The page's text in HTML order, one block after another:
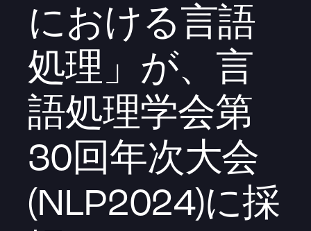
における言語
処理」が、言
語処理学会第
30回年次大会
(NLP2024)に採